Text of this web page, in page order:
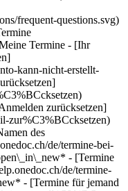
frequent-questions.svg)
Termine - [Ihr
kann-nicht-erstellt-
zurücksetzen]
zur%C3%BCcksetzen)
des
de/termine-bei-
- [Termine
de/termine-
- [Termine für jemand